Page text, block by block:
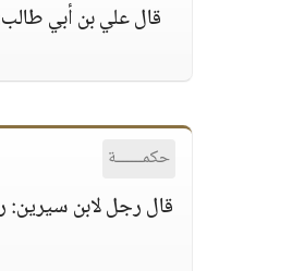
قال علي بن أبي
حكمــــــة
قال رجل لابن سيرين: